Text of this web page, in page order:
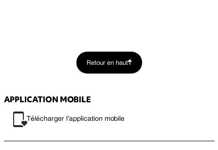
Retour en haut
APPLICATION MOBILE
Télécharger l’application mobile